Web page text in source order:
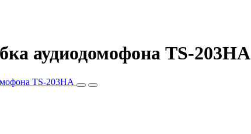
аудиодомофона TS-203HA